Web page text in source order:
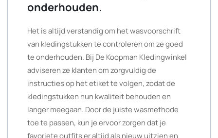
onderhouden.
Het is altijd verstandig om het wasvoorschrift
van kledingstukken te controleren om ze goed
te onderhouden. Bij De Koopman Kledingwinkel
adviseren ze klanten om zorgvuldig de
instructies op het etiket te volgen, zodat de
kledingstukken hun kwaliteit behouden en
langer meegaan. Door de juiste wasmethode
toe te passen, kun je ervoor zorgen dat je
favoriete outfits er altijd als nieuw uitzien en